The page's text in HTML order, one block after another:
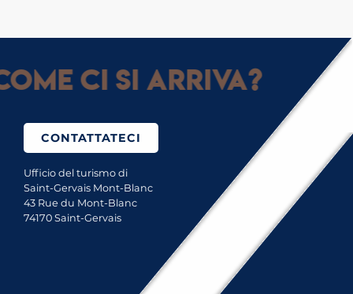
ci si arriva?
CONTATTATECI
Ufficio del turismo di
Saint-Gervais Mont-Blanc
43 Rue du Mont-Blanc
74170 Saint-Gervais